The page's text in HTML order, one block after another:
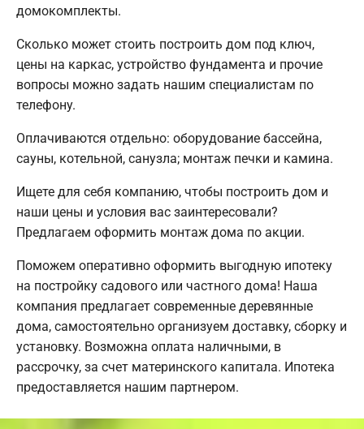
домокомплекты.
Сколько может стоить построить дом под ключ,
цены на каркас, устройство фундамента и прочие
вопросы можно задать нашим специалистам по
телефону.
Оплачиваются отдельно: оборудование бассейна,
сауны, котельной, санузла; монтаж печки и камина.
Ищете для себя компанию, чтобы построить дом и
наши цены и условия вас заинтересовали?
Предлагаем оформить монтаж дома по акции.
Поможем оперативно оформить выгодную ипотеку
на постройку садового или частного дома! Наша
компания предлагает современные деревянные
дома, самостоятельно организуем доставку, сборку и
установку. Возможна оплата наличными, в
рассрочку, за счет материнского капитала. Ипотека
предоставляется нашим партнером.